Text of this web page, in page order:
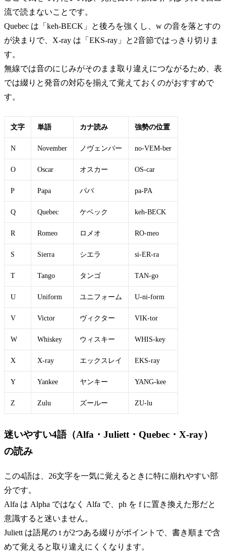
流で読まないことです。
Quebec は「keh-BECK」と後ろを強くし、w の音を落とすの
が決まりで、X-ray は「EKS-ray」と2音節ではっきり切りま
す。
無線では音のにじみがそのまま取り違えにつながるため、表
では綴りと発音の対応を揃えて覚えておくのがおすすめで
す。
文字 単語 カナ読み 強勢の位置
N November ノヴェンバー no-VEM-ber
O Oscar オスカー OS-car
P Papa パパ pa-PA
Q Quebec ケベック keh-BECK
R Romeo ロメオ RO-meo
S Sierra シエラ si-ER-ra
T Tango タンゴ TAN-go
U Uniform ユニフォーム U-ni-form
V Victor ヴィクター VIK-tor
W Whiskey ウィスキー WHIS-key
X X-ray エックスレイ EKS-ray
Y Yankee ヤンキー YANG-kee
Z Zulu ズールー ZU-lu
迷いやすい4語（Alfa・Juliett・Quebec・X-ray）
の読み
この4語は、26文字を一気に覚えるときに特に崩れやすい部
分です。
Alfa は Alpha ではなく Alfa で、ph を f に置き換えた形だと
意識すると迷いません。
Juliett は語尾の t が2つある綴りがポイントで、書き順まで含
めて覚えると取り違えにくくなります。